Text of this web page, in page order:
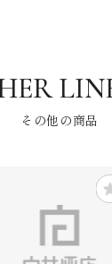
その他の商品